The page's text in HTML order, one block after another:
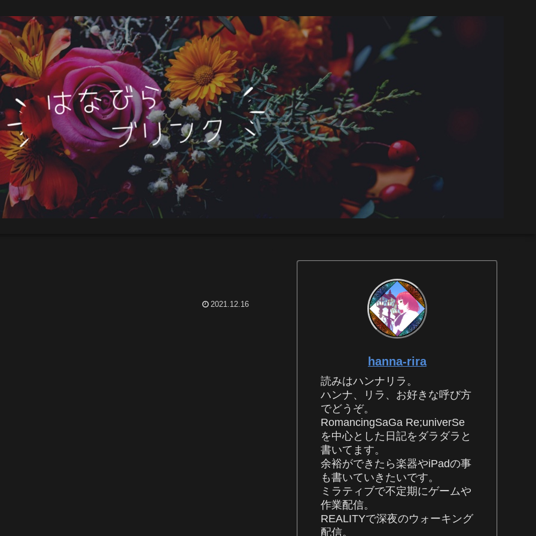
2021.12.16
hanna-rira
読みはハンナリラ。
ハンナ、リラ、お好きな呼び方
でどうぞ。
RomancingSaGa Re;univerSe
を中心とした日記をダラダラと
書いてます。
余裕ができたら楽器やiPadの事
も書いていきたいです。
ミラティブで不定期にゲームや
作業配信。
REALITYで深夜のウォーキング
配信。